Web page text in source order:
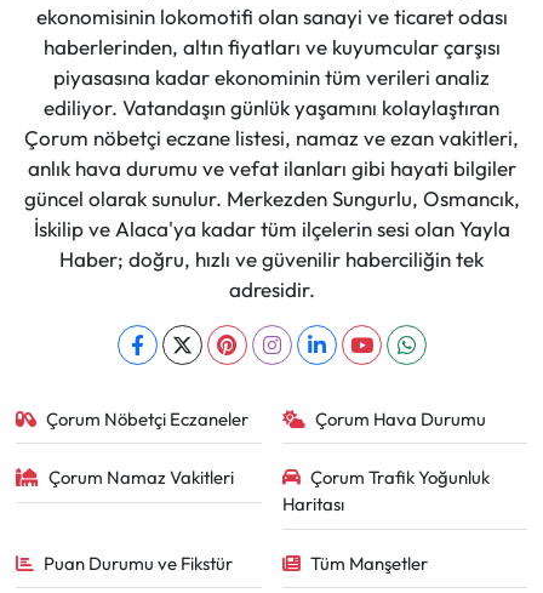
ekonomisinin lokomotifi olan sanayi ve ticaret odası
haberlerinden, altın fiyatları ve kuyumcular çarşısı
piyasasına kadar ekonominin tüm verileri analiz
ediliyor. Vatandaşın günlük yaşamını kolaylaştıran
Çorum nöbetçi eczane listesi, namaz ve ezan vakitleri,
anlık hava durumu ve vefat ilanları gibi hayati bilgiler
güncel olarak sunulur. Merkezden Sungurlu, Osmancık,
İskilip ve Alaca'ya kadar tüm ilçelerin sesi olan Yayla
Haber; doğru, hızlı ve güvenilir haberciliğin tek
adresidir.
Çorum Nöbetçi Eczaneler Çorum Hava Durumu
Çorum Namaz Vakitleri
Çorum Trafik Yoğunluk
Haritası
Puan Durumu ve Fikstür Tüm Manşetler